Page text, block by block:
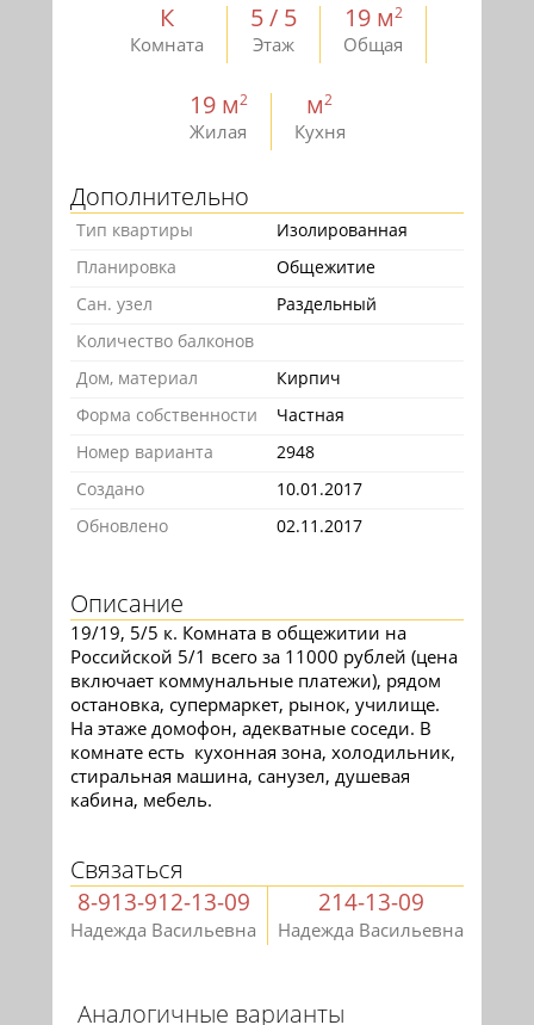
К
Комната
5 / 5
Этаж
19 м2
Общая
19 м2
Жилая
м2
Кухня
Дополнительно
Тип квартиры
Изолированная
Планировка
Общежитие
Сан. узел
Раздельный
Количество балконов
Дом, материал
Кирпич
Форма собственности
Частная
Номер варианта
2948
Создано
10.01.2017
Обновлено
02.11.2017
Описание
19/19, 5/5 к. Комната в общежитии на
Российской 5/1 всего за 11000 рублей (цена
включает коммунальные платежи), рядом
остановка, супермаркет, рынок, училище.
На этаже домофон, адекватные соседи. В
комнате есть кухонная зона, холодильник,
стиральная машина, санузел, душевая
кабина, мебель.
Связаться
8-913-912-13-09
Надежда Васильевна
214-13-09
Надежда Васильевна
Аналогичные варианты